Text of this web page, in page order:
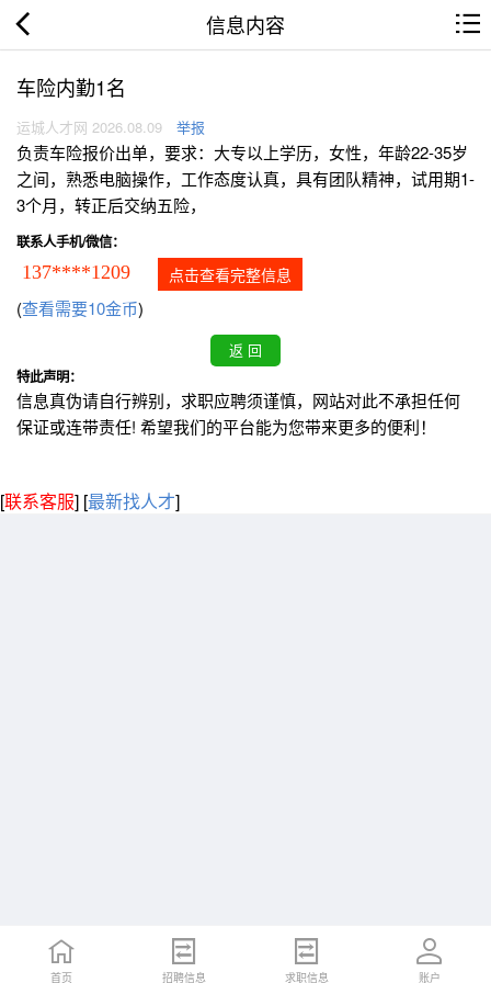
信息内容
车险内勤1名
运城人才网 2026.08.09 举报
负责车险报价出单，要求：大专以上学历，女性，年龄22-35岁
之间，熟悉电脑操作，工作态度认真，具有团队精神，试用期1-
3个月，转正后交纳五险，
联系人手机/微信：
137****1209 点击查看完整信息
(查看需要10金币)
特此声明：
信息真伪请自行辨别，求职应聘须谨慎，网站对此不承担任何
保证或连带责任! 希望我们的平台能为您带来更多的便利！
[联系客服] [最新找人才]
首页 招聘信息 求职信息 账户